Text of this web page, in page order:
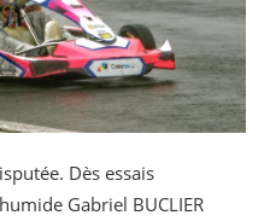
Dès essais
Gabriel BUCLIER